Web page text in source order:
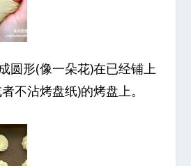
圆形(像一朵花)在已经铺上
不沾烤盘纸)的烤盘上。